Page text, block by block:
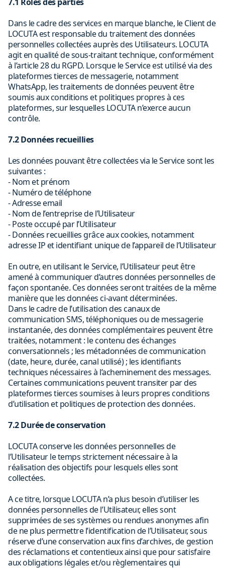
Dans le cadre des services en marque blanche, le Client de
LOCUTA est responsable du traitement des données
personnelles collectées auprès des Utilisateurs. LOCUTA
agit en qualité de sous-traitant technique, conformément
à l’article 28 du RGPD. Lorsque le Service est utilisé via des
plateformes tierces de messagerie, notamment
WhatsApp, les traitements de données peuvent être
soumis aux conditions et politiques propres à ces
plateformes, sur lesquelles LOCUTA n’exerce aucun
contrôle.
7.2 Données recueillies
Les données pouvant être collectées via le Service sont les
suivantes :
- Nom et prénom
- Numéro de téléphone
- Adresse email
- Nom de l’entreprise de l’Utilisateur
- Poste occupé par l’Utilisateur
- Données recueillies grâce aux cookies, notamment
adresse IP et identifiant unique de l’appareil de l’Utilisateur
En outre, en utilisant le Service, l’Utilisateur peut être
amené à communiquer d’autres données personnelles de
façon spontanée. Ces données seront traitées de la même
manière que les données ci-avant déterminées.
Dans le cadre de l’utilisation des canaux de
communication SMS, téléphoniques ou de messagerie
instantanée, des données complémentaires peuvent être
traitées, notamment : le contenu des échanges
conversationnels ; les métadonnées de communication
(date, heure, durée, canal utilisé) ; les identifiants
techniques nécessaires à l’acheminement des messages.
Certaines communications peuvent transiter par des
plateformes tierces soumises à leurs propres conditions
d’utilisation et politiques de protection des données.
7.2 Durée de conservation
LOCUTA conserve les données personnelles de
l’Utilisateur le temps strictement nécessaire à la
réalisation des objectifs pour lesquels elles sont
collectées.
A ce titre, lorsque LOCUTA n’a plus besoin d’utiliser les
données personnelles de l’Utilisateur, elles sont
supprimées de ses systèmes ou rendues anonymes afin
de ne plus permettre l’identification de l’Utilisateur, sous
réserve d’une conservation aux fins d’archives, de gestion
des réclamations et contentieux ainsi que pour satisfaire
aux obligations légales et/ou règlementaires qui